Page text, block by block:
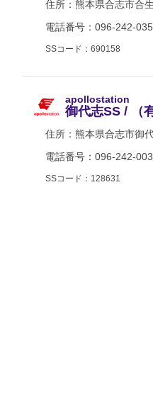
住所： 熊本県合志市合
電話番号：096-242-
SSコード：690158
apollostation
御代志SS / （
住所： 熊本県合志市御
電話番号：096-242-
SSコード：128631